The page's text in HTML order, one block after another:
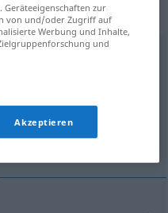
: Neutrum
antippen)
Geräteeigenschaften zur
von und/oder Zugriff auf
Werbung und Inhalte,
und
Akzeptieren